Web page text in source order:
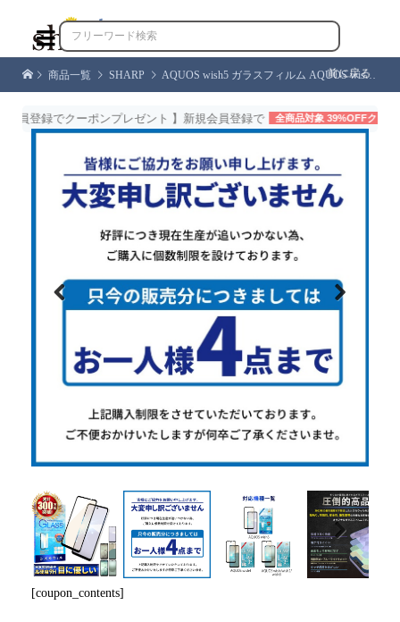

商品一覧 SHARP AQUOS wish5 ガラスフィルム AQUOS wish4 フィルム ブルーライトカット AQUOS wish3 保護フィルム wish2 全面保護 アクオスwish 液晶保護フィルム シズカウィル
前に戻る
登録でクーポンプレゼント 】新規会員登録で 全商品対象 39%OFFクーポン
Next
[coupon_contents]